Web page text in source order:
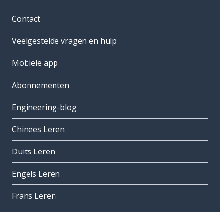
Contact
Veelgestelde vragen en hulp
Mobiele app
Abonnementen
Engineering-blog
Chinees Leren
Duits Leren
Engels Leren
Frans Leren